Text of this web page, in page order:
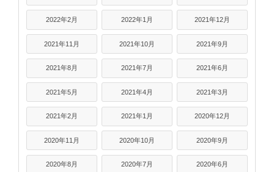
2022年2月 2022年1月 2021年12月
2021年11月 2021年10月 2021年9月
2021年8月 2021年7月 2021年6月
2021年5月 2021年4月 2021年3月
2021年2月 2021年1月 2020年12月
2020年11月 2020年10月 2020年9月
2020年8月 2020年7月 2020年6月